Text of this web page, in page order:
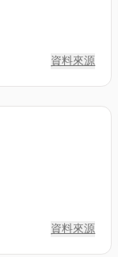
資料來源
資料來源